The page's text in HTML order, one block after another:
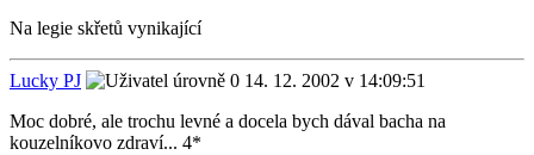
Na legie skřetů vynikající
Lucky PJ
14. 12. 2002 v 14:09:51
Moc dobré, ale trochu levné a docela bych dával bacha na
kouzelníkovo zdraví... 4*